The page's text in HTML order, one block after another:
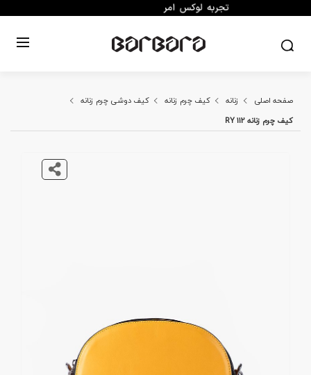
صفحه اصلی زنانه کیف چرم زنانه
کیف دوشی چرم زنانه
کیف چرم زنانه RY 112